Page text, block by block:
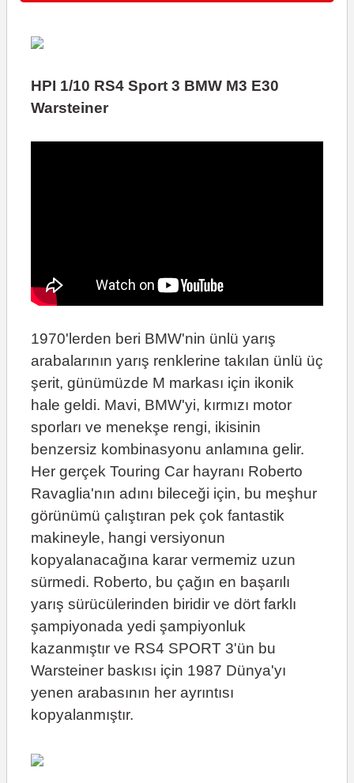
HPI 1/10 RS4 Sport 3 BMW M3 E30
Warsteiner
1970'lerden beri BMW'nin ünlü yarış
arabalarının yarış renklerine takılan ünlü üç
şerit, günümüzde M markası için ikonik
hale geldi. Mavi, BMW'yi, kırmızı motor
sporları ve menekşe rengi, ikisinin
benzersiz kombinasyonu anlamına gelir.
Her gerçek Touring Car hayranı Roberto
Ravaglia'nın adını bileceği için, bu meşhur
görünümü çalıştıran pek çok fantastik
makineyle, hangi versiyonun
kopyalanacağına karar vermemiz uzun
sürmedi. Roberto, bu çağın en başarılı
yarış sürücülerinden biridir ve dört farklı
şampiyonada yedi şampiyonluk
kazanmıştır ve RS4 SPORT 3'ün bu
Warsteiner baskısı için 1987 Dünya'yı
yenen arabasının her ayrıntısı
kopyalanmıştır.